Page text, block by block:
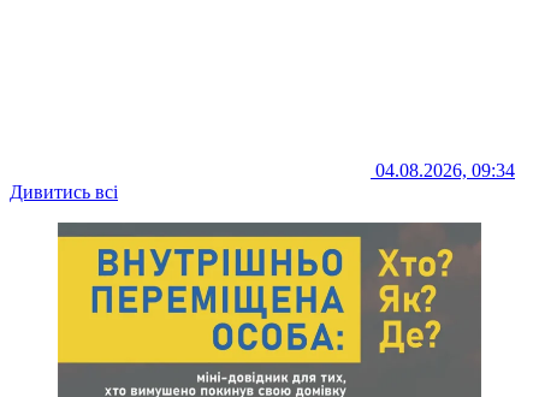
04.08.2026, 09:34
Дивитись всі